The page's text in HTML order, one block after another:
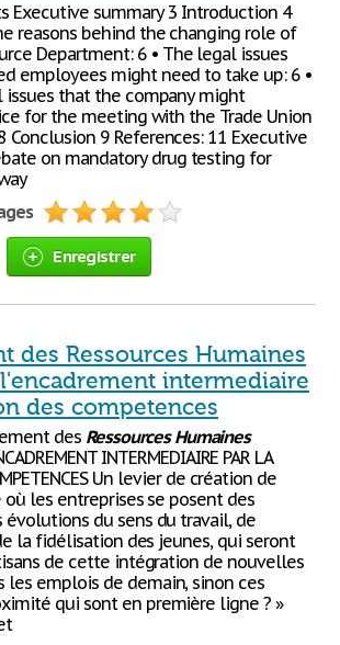
Executive summary 3 Introduction 4
reasons behind the changing role of
Department: 6 • The legal issues
employees might need to take up: 6 •
issues that the company might
for the meeting with the Trade Union
Conclusion 9 References: 11 Executive
on mandatory drug testing for
Enregistrer
des Ressources Humaines
intermediaire
des competences
des Ressources Humaines
INTERMEDIAIRE PAR LA
Un levier de création de
où les entreprises se posent des
évolutions du sens du travail, de
la fidélisation des jeunes, qui seront
de cette intégration de nouvelles
les emplois de demain, sinon ces
qui sont en première ligne ? »